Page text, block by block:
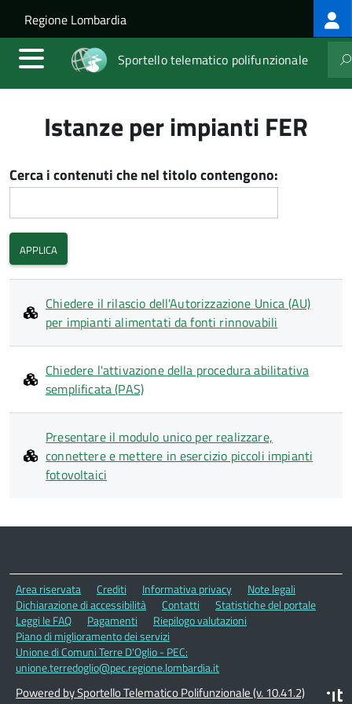
Salta al contenuto principale
Skip to site navigation
Regione Lombardia
Sportello telematico polifunzionale
Istanze per impianti FER
Cerca i contenuti che nel titolo contengono:
Chiedere il rilascio dell'Autorizzazione Unica (AU)
per impianti alimentati da fonti rinnovabili
Chiedere l'attivazione della procedura abilitativa
semplificata (PAS)
Presentare il modulo unico per realizzare,
connettere e mettere in esercizio piccoli impianti
fotovoltaici
Area riservata Crediti Informativa privacy
Note legali
Dichiarazione di accessibilità
Contatti
Statistiche del portale
Leggi le FAQ
Pagamenti
Riepilogo valutazioni
Piano di miglioramento dei servizi
Unione di Comuni Terre D'Oglio - PEC:
unione.terredoglio@pec.regione.lombardia.it
Powered by Sportello Telematico Polifunzionale (v. 10.41.2)